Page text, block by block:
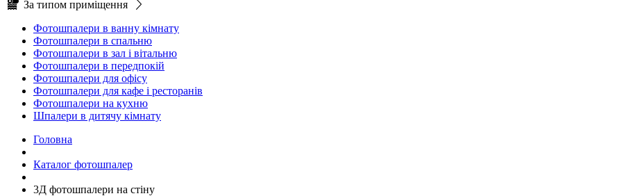
За типом приміщення
Фотошпалери в ванну кімнату
Фотошпалери в спальню
Фотошпалери в зал і вітальню
Фотошпалери в передпокій
Фотошпалери для офісу
Фотошпалери для кафе і ресторанів
Фотошпалери на кухню
Шпалери в дитячу кімнату
Головна
Каталог фотошпалер
3Д фотошпалери на стіну